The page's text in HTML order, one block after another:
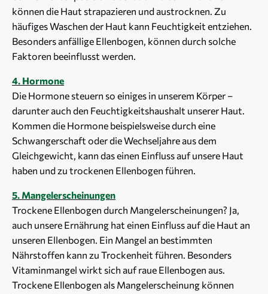
können die Haut strapazieren und austrocknen. Zu
häufiges Waschen der Haut kann Feuchtigkeit entziehen.
Besonders anfällige Ellenbogen, können durch solche
Faktoren beeinflusst werden.
4. Hormone
Die Hormone steuern so einiges in unserem Körper –
darunter auch den Feuchtigkeitshaushalt unserer Haut.
Kommen die Hormone beispielsweise durch eine
Schwangerschaft oder die Wechseljahre aus dem
Gleichgewicht, kann das einen Einfluss auf unsere Haut
haben und zu trockenen Ellenbogen führen.
5. Mangelerscheinungen
Trockene Ellenbogen durch Mangelerscheinungen? Ja,
auch unsere Ernährung hat einen Einfluss auf die Haut an
unseren Ellenbogen. Ein Mangel an bestimmten
Nährstoffen kann zu Trockenheit führen. Besonders
Vitaminmangel wirkt sich auf raue Ellenbogen aus.
Trockene Ellenbogen als Mangelerscheinung können